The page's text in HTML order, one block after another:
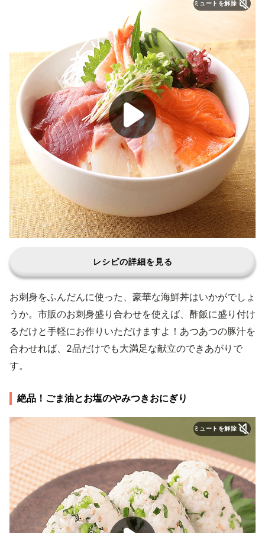
ミュートを解除
レシピの詳細を見る
お刺身をふんだんに使った、豪華な海鮮丼はいかがでしょ
うか。市販のお刺身盛り合わせを使えば、酢飯に盛り付け
るだけと手軽にお作りいただけますよ！あつあつの豚汁を
合わせれば、2品だけでも大満足な献立のできあがりで
す。
絶品！ごま油とお塩のやみつきおにぎり
ミュートを解除